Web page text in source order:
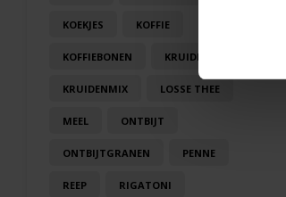
KOEKJES KOFFIE
KOFFIEBONEN KRUIDEN
KRUIDENMIX LOSSE THEE
MEEL ONTBIJT
ONTBIJTGRANEN PENNE
REEP RIGATONI